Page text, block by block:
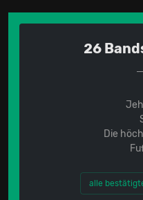
26
Die
alle